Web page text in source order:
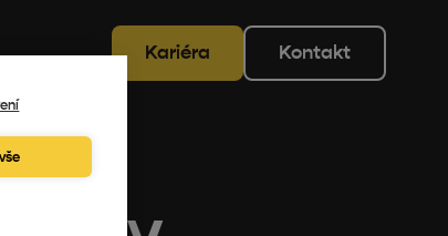
Kariéra Kontakt